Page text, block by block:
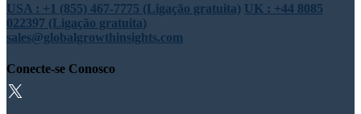
USA : +1 (855) 467-7775 (Ligação gratuita) UK : +44 8085
022397 (Ligação gratuita)
sales@globalgrowthinsights.com
Conecte-se Conosco